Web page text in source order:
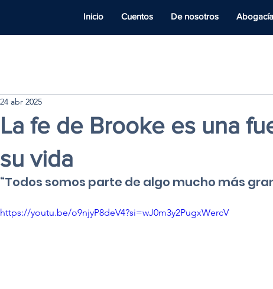
Inicio Cuentos De nosotros Abogacía
La fe de Brooke es una
su vida
24 abr 2025
“Todos somos parte de algo mucho más
https://youtu.be/o9njyP8deV4?si=wJ0m3y2PugxWercV